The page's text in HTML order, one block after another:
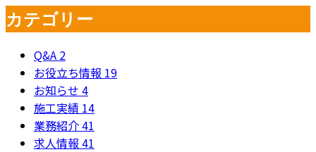
カテゴリー
Q&A 2
お役立ち情報 19
お知らせ 4
施工実績 14
業務紹介41
求人情報 41